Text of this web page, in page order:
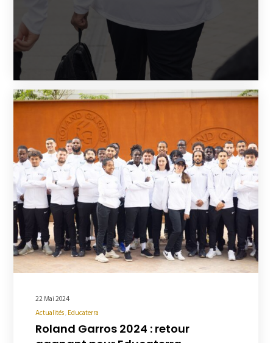
22 Mai 2024
Actualités Educaterra
Roland Garros 2024 : retour